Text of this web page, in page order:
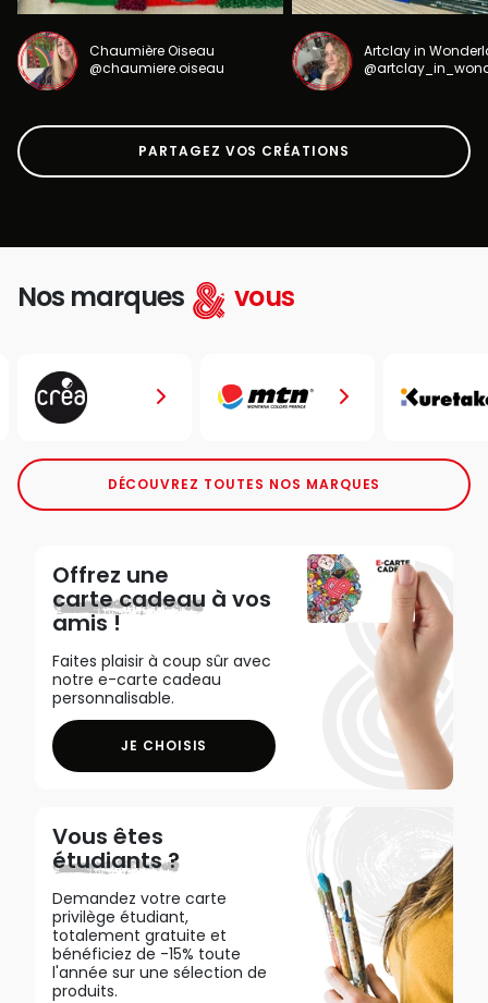
Chaumière Oiseau
@chaumiere.oiseau
Artclay in
PARTAGEZ VOS CRÉATIONS
Nos marques vous
DÉCOUVREZ TOUTES NOS MARQUES
Offrez une
carte cadeau à vos
amis !
Faites plaisir à coup sûr avec
notre e-carte cadeau
personnalisable.
JE CHOISIS
Vous êtes
étudiants ?
Demandez votre carte
privilège étudiant,
totalement gratuite et
bénéficiez de -15% toute
l'année sur une sélection de
produits.